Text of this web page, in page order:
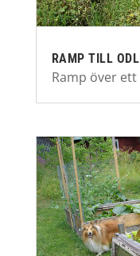
RAMP TILL
Ramp över